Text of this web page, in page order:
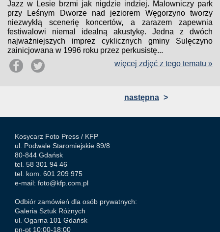
Jazz w Lesie brzmi jak nigdzie indziej. Malowniczy park
przy Leśnym Dworze nad jeziorem Węgorzyno tworzy
niezwykłą scenerię koncertów, a zarazem zapewnia
festiwalowi niemal idealną akustykę. Jedna z dwóch
najważniejszych imprez cyklicznych gminy Sulęczyno
zainicjowana w 1996 roku przez perkusistę...
więcej zdjęć z tego tematu »
następna >
Kosycarz Foto Press / KFP
ul. Podwale Staromiejskie 89/8
80-844 Gdańsk
tel. 58 301 94 46
tel. kom. 601 209 975
e-mail: foto@kfp.com.pl
Odbiór zamówień dla osób prywatnych:
Galeria Sztuk Różnych
ul. Ogarna 101 Gdańsk
pn-pt 10:00-18:00